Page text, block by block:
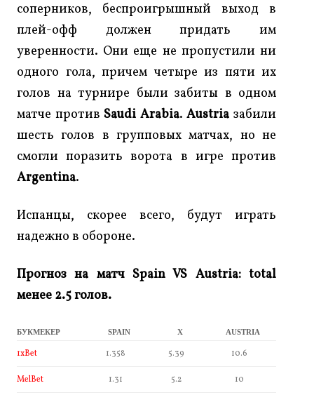
соперников, беспроигрышный выход в
плей-офф должен придать им
уверенности. Они еще не пропустили ни
одного гола, причем четыре из пяти их
голов на турнире были забиты в одном
матче против Saudi Arabia.Austria забили
шесть голов в групповых матчах, но не
смогли поразить ворота в игре против
Argentina.
Испанцы, скорее всего, будут играть
надежно в обороне.
Прогноз на матч Spain VS Austria: total
менее 2.5 голов.
БУКМЕКЕР SPAIN X AUSTRIA
1xBet 1.358 5.39 10.6
MelBet 1.31 5.2 10